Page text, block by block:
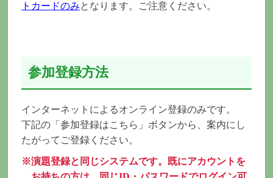
トカードのみとなります。ご注意ください。
参加登録方法
インターネットによるオンライン登録のみです。
下記の「参加登録はこちら」ボタンから、案内にし
たがってご登録ください。
※演題登録と同じシステムです。既にアカウントを